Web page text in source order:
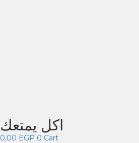
اكل يمتعك
0,00 EGP 0 Cart